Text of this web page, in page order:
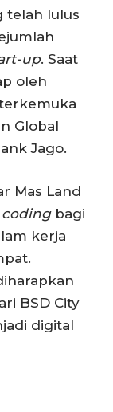
telah lulus
up. Saat
oleh
Global
Jago.
Mas Land
codingbagi
kerja
BSD City
digital